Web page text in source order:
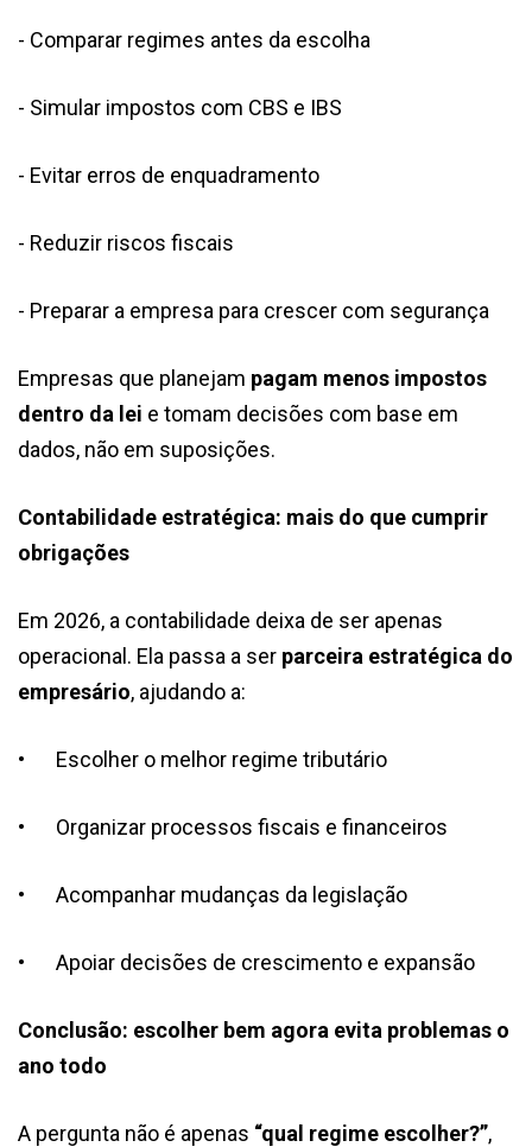
- Comparar regimes antes da escolha
- Simular impostos com CBS e IBS
- Evitar erros de enquadramento
- Reduzir riscos fiscais
- Preparar a empresa para crescer com segurança
Empresas que planejam pagam menos impostos
dentro da lei e tomam decisões com base em
dados, não em suposições.
Contabilidade estratégica: mais do que cumprir
obrigações
Em 2026, a contabilidade deixa de ser apenas
operacional. Ela passa a ser parceira estratégica do
empresário, ajudando a:
• Escolher o melhor regime tributário
• Organizar processos fiscais e financeiros
• Acompanhar mudanças da legislação
• Apoiar decisões de crescimento e expansão
Conclusão: escolher bem agora evita problemas o
ano todo
A pergunta não é apenas “qual regime escolher?”,